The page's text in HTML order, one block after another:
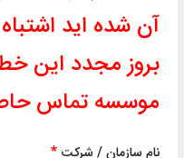
آن شده اید
بروز مجدد این
موسسه تماس
نام سازمان / شرکت